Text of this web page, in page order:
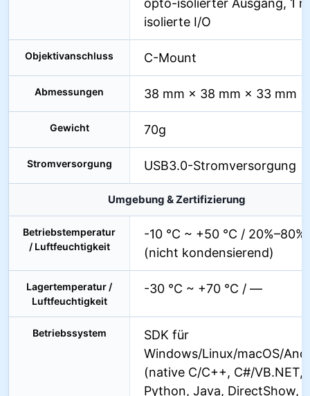
opto-isolierter Ausgang, 1
isolierte I/O
Objektivanschluss C-Mount
Abmessungen 38 mm × 38 mm × 33 mm
Gewicht 70g
Stromversorgung USB3.0-Stromversorgung
Umgebung & Zertifizierung
Betriebstemperatur
/ Luftfeuchtigkeit
-10 °C ~ +50 °C / 20%–80%
(nicht kondensierend)
Lagertemperatur /
Luftfeuchtigkeit
-30 °C ~ +70 °C / —
Betriebssystem
SDK für
Windows/Linux/macOS/
(native C/C++, C#/VB.NET,
Python, Java, DirectShow,